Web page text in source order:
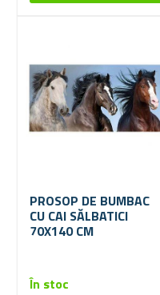
PROSOP DE BUMBAC
CU CAI SĂLBATICI
70X140 CM
În stoc